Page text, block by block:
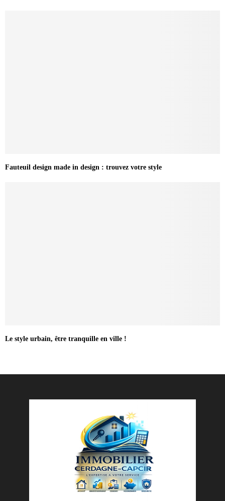
Fauteuil design made in design : trouvez votre style
Le style urbain, être tranquille en ville !